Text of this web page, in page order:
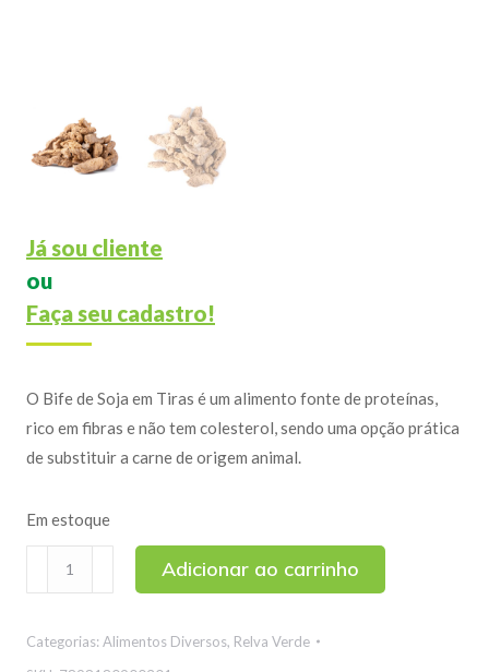
Já sou cliente
ou
Faça seu cadastro!
O Bife de Soja em Tiras é um alimento fonte de proteínas,
rico em fibras e não tem colesterol, sendo uma opção prática
de substituir a carne de origem animal.
Em estoque
Escuro
Adicionar ao carrinho
Categorias: Alimentos Diversos, Relva Verde